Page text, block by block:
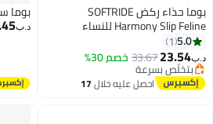
بوما حذاء ركض SOFTRIDE
Harmony Slip Feline للنساء
5.0
1
د.ب‏ 23.54
33.67 خصم 30%
بتخلّص بسرعة
بتخلّص بسرعةاحصل عليه خلال17
بوما
د.ب‏